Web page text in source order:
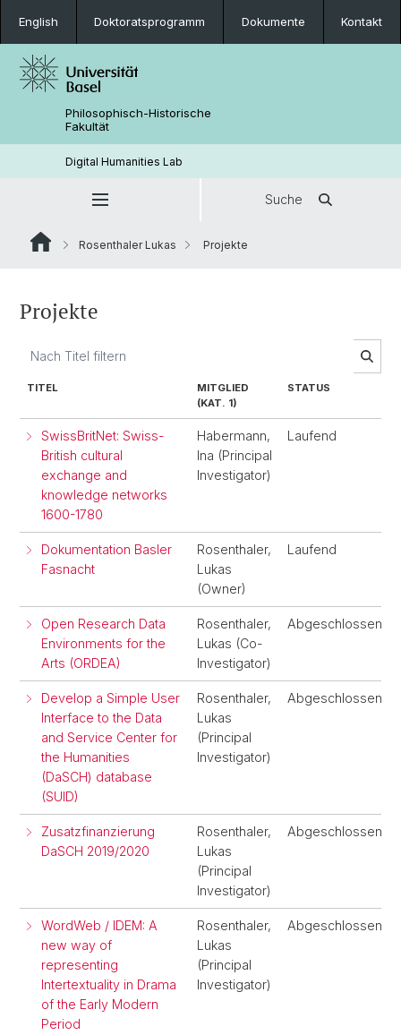
English Doktoratsprogramm Dokumente Kontakt
Philosophisch-Historische
Fakultät
Digital Humanities Lab
Suche
Rosenthaler Lukas Projekte
Projekte
TITEL
MITGLIED
(KAT. 1)
STATUS
SwissBritNet: Swiss-
British cultural
exchange and
knowledge networks
1600-1780
Habermann,
Ina (Principal
Investigator)
Laufend
Dokumentation Basler
Fasnacht
Rosenthaler,
Lukas
(Owner)
Laufend
Open Research Data
Environments for the
Arts (ORDEA)
Rosenthaler,
Lukas (Co-
Investigator)
Abgeschlossen
Develop a Simple User
Interface to the Data
and Service Center for
the Humanities
(DaSCH) database
(SUID)
Rosenthaler,
Lukas
(Principal
Investigator)
Abgeschlossen
Zusatzfinanzierung
DaSCH 2019/2020
Rosenthaler,
Lukas
(Principal
Investigator)
Abgeschlossen
WordWeb / IDEM: A
new way of
representing
Intertextuality in Drama
of the Early Modern
Period
Rosenthaler,
Lukas
(Principal
Investigator)
Abgeschlossen